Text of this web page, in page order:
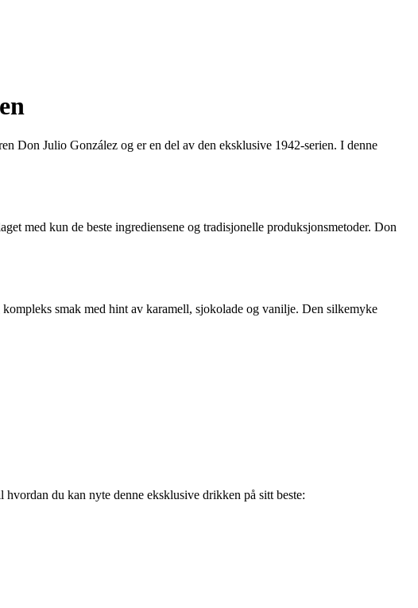
Don Julio González og er en del av den eksklusive 1942-serien. I denne
med kun de beste ingrediensene og tradisjonelle produksjonsmetoder. Don
smak med hint av karamell, sjokolade og vanilje. Den silkemyke
du kan nyte denne eksklusive drikken på sitt beste: